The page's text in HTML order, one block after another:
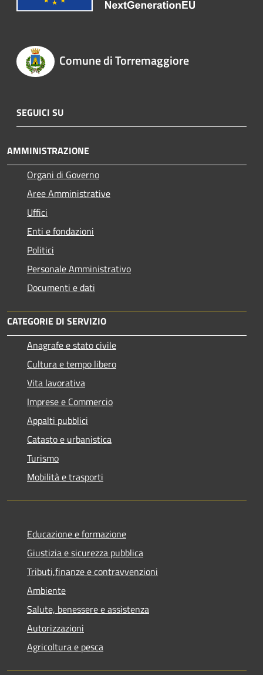
Comune di Torremaggiore
SEGUICI SU
AMMINISTRAZIONE
Organi di Governo
Aree Amministrative
Uffici
Enti e fondazioni
Politici
Personale Amministrativo
Documenti e dati
CATEGORIE DI SERVIZIO
Anagrafe e stato civile
Cultura e tempo libero
Vita lavorativa
Imprese e Commercio
Appalti pubblici
Catasto e urbanistica
Turismo
Mobilità e trasporti
Educazione e formazione
Giustizia e sicurezza pubblica
Tributi,finanze e contravvenzioni
Ambiente
Salute, benessere e assistenza
Autorizzazioni
Agricoltura e pesca